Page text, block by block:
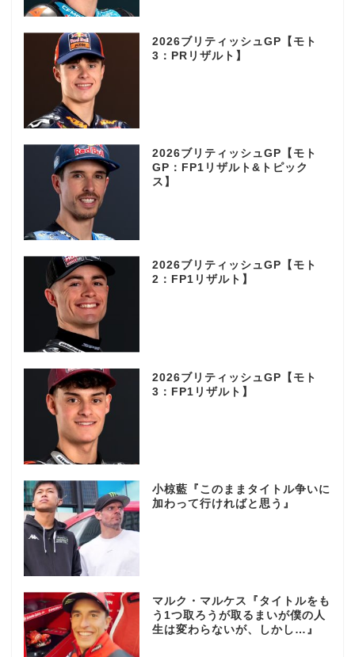
2026ブリティッシュGP【モト
3：PRリザルト】
2026ブリティッシュGP【モト
GP：FP1リザルト&トピック
ス】
2026ブリティッシュGP【モト
2：FP1リザルト】
2026ブリティッシュGP【モト
3：FP1リザルト】
小椋藍『このままタイトル争いに
加わって行ければと思う』
マルク・マルケス『タイトルをも
う1つ取ろうが取るまいが僕の人
生は変わらないが、しかし…』